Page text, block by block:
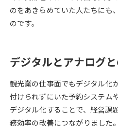
データサイエンス特集
新学年スタート号特集ページ
（高3生用）
SELFBRAND特集ページ
オープンキャンパスなどを調
のをあきらめていた人たちにも
のです。
デジタルとアナログ
観光業の仕事面でもデジタル化
付けられずにいた予約システム
デジタル化することで、経営課
務効率の改善につながりました